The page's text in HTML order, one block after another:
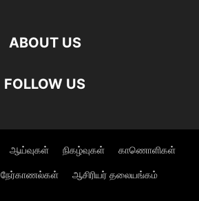
ABOUT US
FOLLOW US
ஆய்வுகள் நிகழ்வுகள் காணொளிகள்
நேர்காணல்கள் ஆசிரியர் தலையங்கம்